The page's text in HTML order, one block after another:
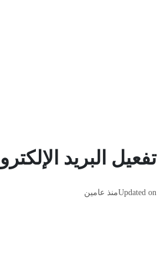
تفعيل البريد
Updated onمنذ عامين